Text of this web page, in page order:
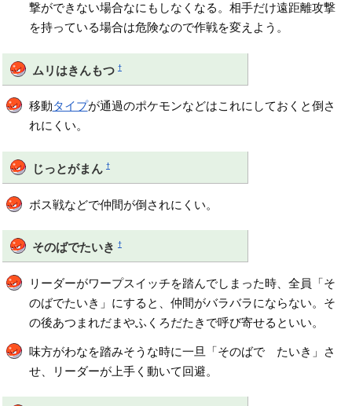
撃ができない場合なにもしなくなる。相手だけ遠距離攻撃
を持っている場合は危険なので作戦を変えよう。
ムリはきんもつ †
移動タイプが通過のポケモンなどはこれにしておくと倒さ
れにくい。
じっとがまん †
ボス戦などで仲間が倒されにくい。
そのばでたいき †
リーダーがワープスイッチを踏んでしまった時、全員「そ
のばでたいき」にすると、仲間がバラバラにならない。そ
の後あつまれだまやふくろだたきで呼び寄せるといい。
味方がわなを踏みそうな時に一旦「そのばで たいき」さ
せ、リーダーが上手く動いて回避。